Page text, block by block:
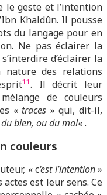
le geste et l’intention
Khaldûn. Il pousse
du langage pour en
Ne pas éclairer la
d’éclairer la
des relations
11. Il décrit leur
de couleurs
« traces » qui, dit-il,
bien, ou du mal« .
couleurs
« c‘est l’intention»
actes est leur sens. Ce